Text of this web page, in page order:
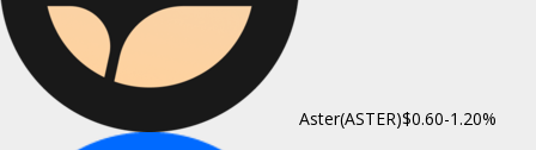
Aster(ASTER)$0.60-1.20%